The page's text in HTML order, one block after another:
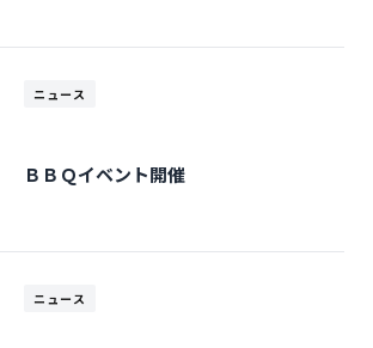
ニュース
ＢＢＱイベント開催
ニュース